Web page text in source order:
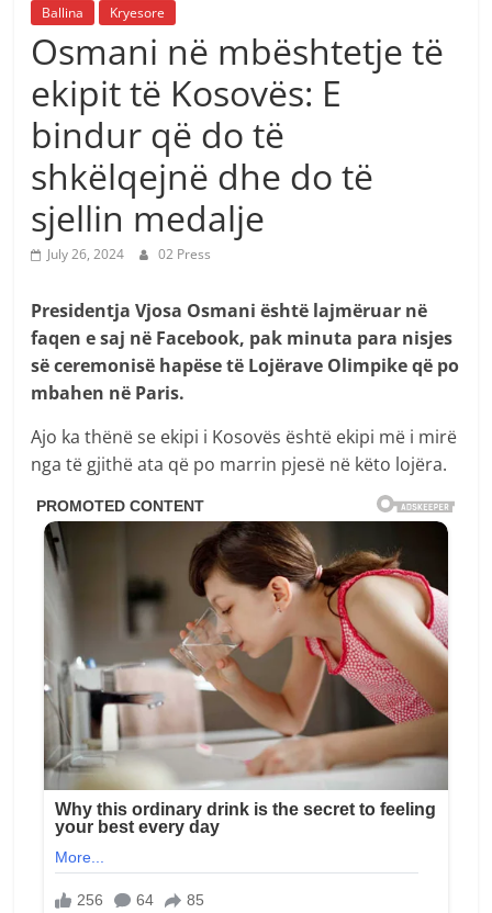
Ballina Kryesore
Osmani në mbështetje të
ekipit të Kosovës: E
bindur që do të
shkëlqejnë dhe do të
sjellin medalje
July 26, 2024 02 Press
Presidentja Vjosa Osmani është lajmëruar në
faqen e saj në Facebook, pak minuta para nisjes
së ceremonisë hapëse të Lojërave Olimpike që po
mbahen në Paris.
Ajo ka thënë se ekipi i Kosovës është ekipi më i mirë
nga të gjithë ata që po marrin pjesë në këto lojëra.